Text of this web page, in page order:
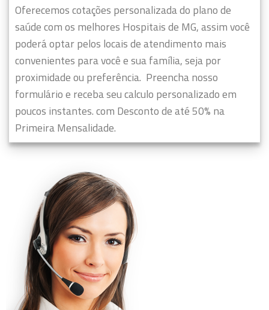
Oferecemos cotações personalizada do plano de
saúde com os melhores Hospitais de MG, assim você
poderá optar pelos locais de atendimento mais
convenientes para você e sua família, seja por
proximidade ou preferência. Preencha nosso
formulário e receba seu calculo personalizado em
poucos instantes. com Desconto de até 50% na
Primeira Mensalidade.